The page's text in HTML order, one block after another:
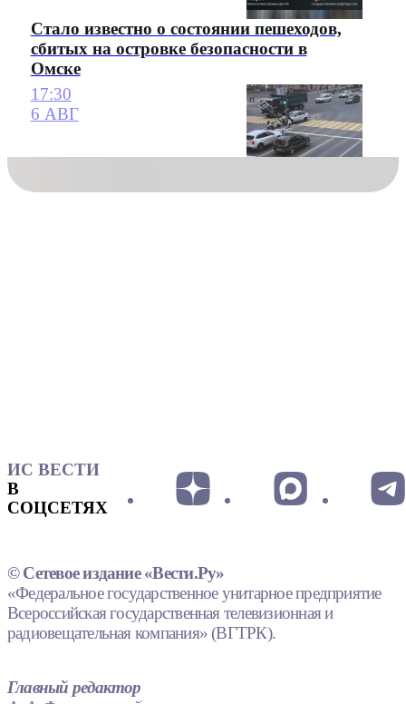
Стало известно о состоянии пешеходов,
сбитых на островке безопасности в
Омске
17:30
6 АВГ
ИС ВЕСТИ
В
СОЦСЕТЯХ
© Сетевое издание «Вести.Ру»
«Федеральное государственное унитарное предприятие
Всероссийская государственная телевизионная и
радиовещательная компания» (ВГТРК).
Главный редактор